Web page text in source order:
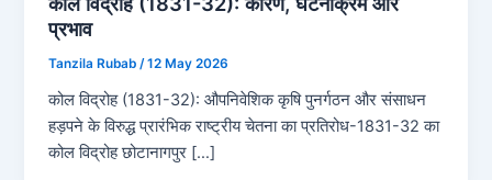
प्रभाव
Tanzila Rubab/12 May 2026
कोल विद्रोह (1831-32): औपनिवेशिक कृषि पुनर्गठन और संसाधन
हड़पने के विरुद्ध प्रारंभिक राष्ट्रीय चेतना का प्रतिरोध-1831-32 का
कोल विद्रोह छोटानागपुर […]